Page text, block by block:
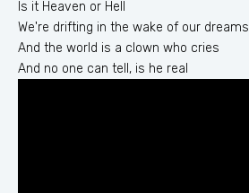
Is it Heaven or Hell
We're drifting in the wake of our dreams
And the world is a clown who cries
And no one can tell, is he real